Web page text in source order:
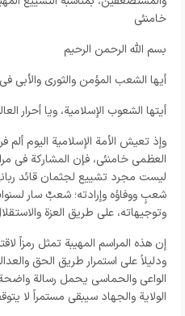
خامنئی
بسم الله الرحمن الرحیم
أیها الشعب المؤمن والثوری والأبی فی
أیتها الشعوب الإسلامیة، ویا أحرار
وإذ تعیش الأمة الإسلامیة الیوم ألم
العظمى خامنئی، فإن المشارکة فی
لیست مجرد تشییع لجثمان قائد
شعبٍ ووفاؤه وإرادته؛ شعبٌ سار
وتوجیهاته، على طریق العزة
إن هذه المراسم المهیبة تمثل رمزاً
ودلیلاً على استمرار طریق الحق
الواعی والحماسی یحمل رسالة
الولایة والجهاد سیبقى مستمراً لا